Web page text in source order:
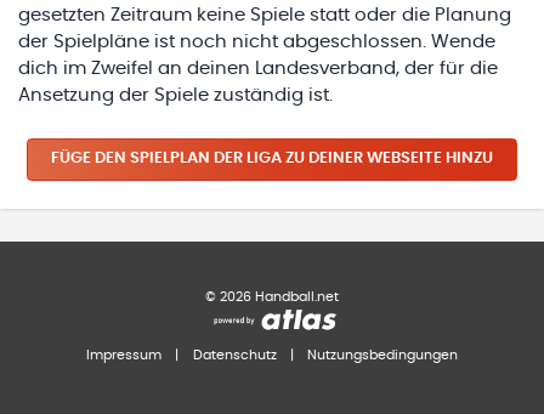
gesetzten Zeitraum keine Spiele statt oder die Planung
der Spielpläne ist noch nicht abgeschlossen. Wende
dich im Zweifel an deinen Landesverband, der für die
Ansetzung der Spiele zuständig ist.
FÜGE DEN SPIELPLAN DER LIGA ZU DEINER WEBSEITE HINZU
© 2026 Handball.net
Impressum Datenschutz Nutzungsbedingungen